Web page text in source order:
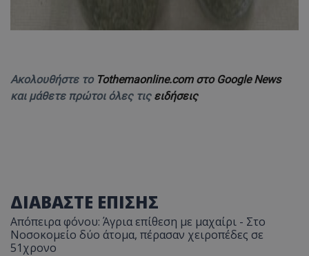
Ακολουθήστε το Tothemaonline.com στο Google News
και μάθετε πρώτοι όλες τις ειδήσεις
ΔΙΑΒΑΣΤΕ ΕΠΙΣΗΣ
Απόπειρα φόνου: Άγρια επίθεση με μαχαίρι - Στο
Νοσοκομείο δύο άτομα, πέρασαν χειροπέδες σε
51χρονο
VISITOR_PRIVACY_METADATA
YouTube